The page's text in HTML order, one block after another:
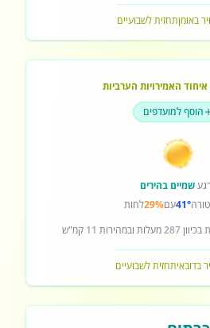
באומןתחזית לשבועיים
איחוד האמירויות הערביות
הוסף למועדפים
שמיים בהירים
41°עם29%לחות
בכיוון287מעלות ובמהירות 11 קמ"ש
בדובאיתחזית לשבועיים